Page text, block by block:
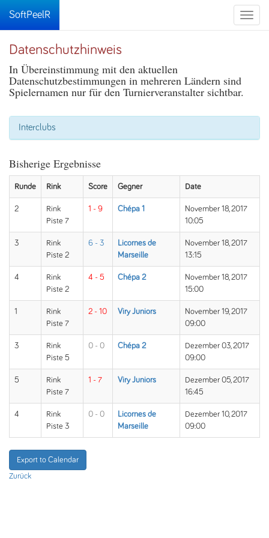
Toggle
SoftPeelR
Datenschutzhinweis
In Übereinstimmung mit den aktuellen
Datenschutzbestimmungen in mehreren Ländern sind
Spielernamen nur für den Turnierveranstalter sichtbar.
Interclubs
Bisherige Ergebnisse
Runde Rink Score Gegner Date
2
Rink
Piste 7
1 - 9 Chépa 1
November 18, 2017
10:05
3
Rink
Piste 2
6 - 3
Licornes de
Marseille
November 18, 2017
13:15
4
Rink
Piste 2
4 - 5 Chépa 2
November 18, 2017
15:00
1
Rink
Piste 7
2 - 10 Viry Juniors
November 19, 2017
09:00
3
Rink
Piste 5
0 - 0 Chépa 2
Dezember 03, 2017
09:00
5
Rink
Piste 7
1 - 7 Viry Juniors
Dezember 05, 2017
16:45
4
Rink
Piste 3
0 - 0
Licornes de
Marseille
Dezember 10, 2017
09:00
Export to Calendar
Zurück